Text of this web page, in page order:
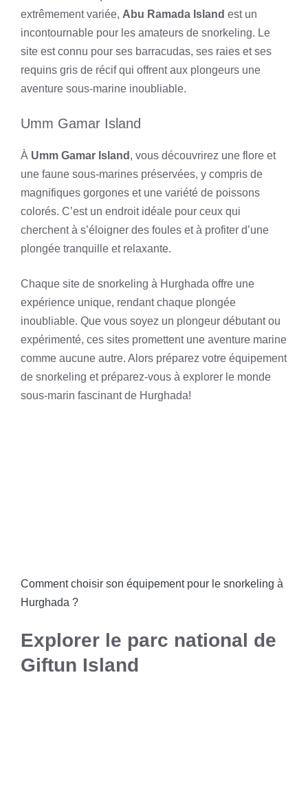
extrêmement variée, Abu Ramada Island est un
incontournable pour les amateurs de snorkeling. Le
site est connu pour ses barracudas, ses raies et ses
requins gris de récif qui offrent aux plongeurs une
aventure sous-marine inoubliable.
Umm Gamar Island
À Umm Gamar Island , vous découvrirez une flore et
une faune sous-marines préservées, y compris de
magnifiques gorgones et une variété de poissons
colorés. C’est un endroit idéale pour ceux qui
cherchent à s’éloigner des foules et à profiter d’une
plongée tranquille et relaxante.
Chaque site de snorkeling à Hurghada offre une
expérience unique, rendant chaque plongée
inoubliable. Que vous soyez un plongeur débutant ou
expérimenté, ces sites promettent une aventure marine
comme aucune autre. Alors préparez votre équipement
de snorkeling et préparez-vous à explorer le monde
sous-marin fascinant de Hurghada!
Comment choisir son équipement pour le snorkeling à
Hurghada ?
Explorer le parc national de
Giftun Island